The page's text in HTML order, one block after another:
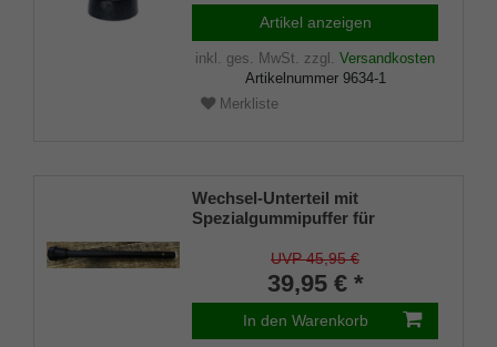
Artikel anzeigen
inkl. ges. MwSt. zzgl. Versandkosten
Artikelnummer 9634-1
Merkliste
Wechsel-Unterteil mit
Spezialgummipuffer für
LEATHERMAN und 50302
PRAKTUS geeignet
UVP 45,95 €
39,95 € *
In den Warenkorb